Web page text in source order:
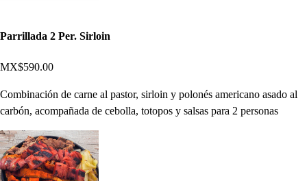
Parrillada 2 Per. Sirloin
MX$590.00
Combinación de carne al pastor, sirloin y polonés americano asado al
carbón, acompañada de cebolla, totopos y salsas para 2 personas